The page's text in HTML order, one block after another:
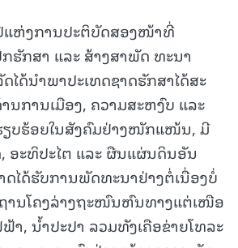
ແຫ່ງການປະຕິບັດສອງໜ້າທີ່
ຮັກສາ ແລະ ສ້າງສາພັດ ທະນາ
ໄດ້ນໍາພາປະເທດຊາດຮັກສາໄດ້ສະ
ນການເມືອງ, ຄວາມສະຫງົບ ແລະ
ຽບຮ້ອຍໃນສັງຄົມຢ່າງໜັກແໜ້ນ, ມີ
ອະທິປະໄຕ ແລະ ຜືນແຜ່ນດິນອັນ
ດໄດ້ຮັບການພັດທະນາຢ່າງຕໍ່ເນື່ອງບໍ່
ານໂຄງລ່າງຖະໜົນຫົນທາງແຕ່ເໜືອ
າ, ນໍ້າປະປາ ລວມທັງເຄືອຂ່າຍໂທລະ